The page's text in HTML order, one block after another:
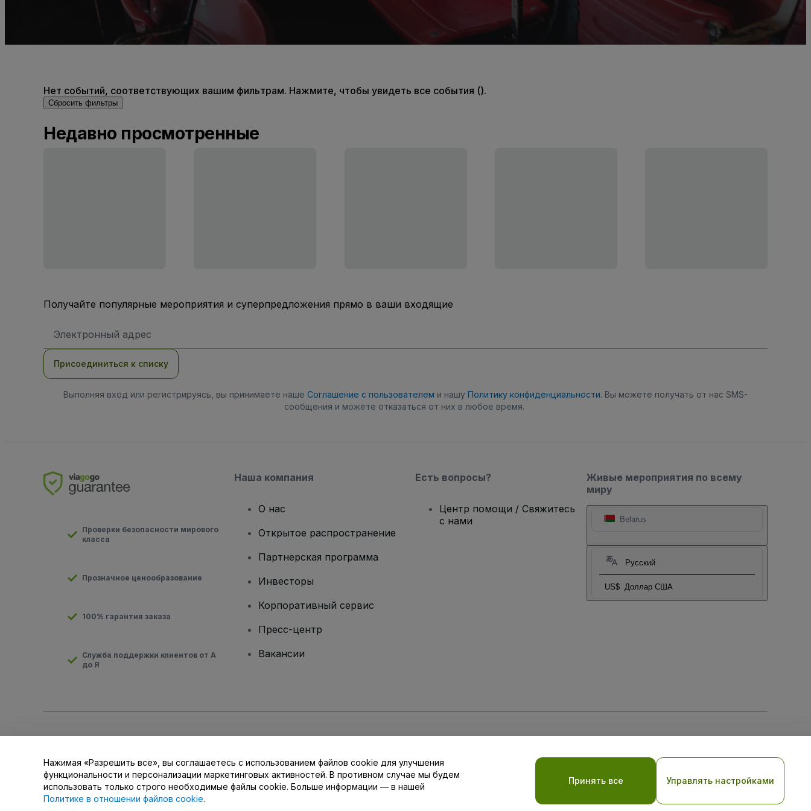
Нет событий, соответствующих вашим фильтрам. Нажмите, чтобы увидеть все события ().
Сбросить фильтры
Недавно просмотренные
Получайте популярные мероприятия и суперпредложения прямо в ваши входящие
электронной
Присоединиться к списку
Выполняя вход или регистрируясь, вы принимаете наше Соглашение с пользователем и нашу Политику конфиденциальности. Вы можете получать от нас SMS-
сообщения и можете отказаться от них в любое время.
Живые мероприятия по всему
миру
Belarus
Русский
US$ Доллар США
Проверки безопасности мирового
класса
Прозначное ценообразование
100% гарантия заказа
Служба поддержки клиентов от А
до Я
Наша компания
О нас
Открытое распространение
Партнерская программа
Инвесторы
Корпоративный сервис
Пресс-центр
Вакансии
Есть вопросы?
Центр помощи / Свяжитесь
с нами
для мобильных устройств
Не передавайте мою личную информацию третьим лицам/Ваши настройки конфиденциальности
Нажимая «Разрешить все», вы соглашаетесь с использованием файлов cookie для улучшения
функциональности и персонализации маркетинговых активностей. В противном случае мы будем
использовать только строго необходимые файлы cookie. Больше информации — в нашей
Политике в отношении файлов cookie.
Принять все Управлять настройками